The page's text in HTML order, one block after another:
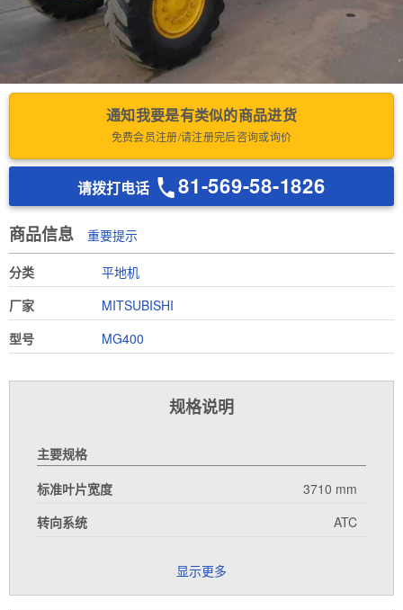
通知我要是有类似的商品进货
免费会员注册/请注册完后咨询或询价
请拨打电话 81-569-58-1826
商品信息 重要提示
分类
平地机
厂家
MITSUBISHI
型号
MG400
规格说明
主要规格
标准叶片宽度
3710 mm
转向系统
ATC
显示更多